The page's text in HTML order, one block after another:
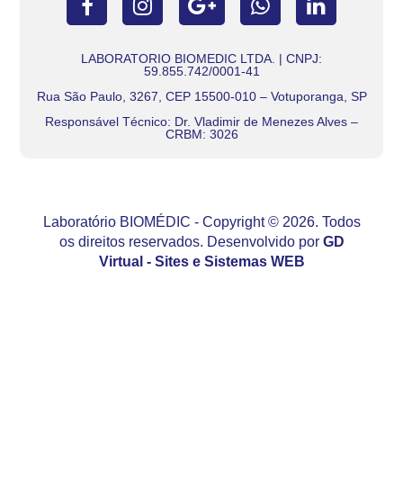
LABORATORIO BIOMEDIC LTDA. | CNPJ:
59.855.742/0001-41
Rua São Paulo, 3267, CEP 15500-010 – Votuporanga, SP
Responsável Técnico: Dr. Vladimir de Menezes Alves –
CRBM: 3026
Laboratório BIOMÉDIC - Copyright © 2026. Todos
os direitos reservados. Desenvolvido por GD
Virtual - Sites e Sistemas WEB